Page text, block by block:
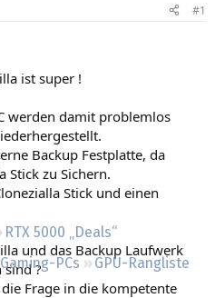
RTX 5000 „Deals“
PCs
GPU-Rangliste
#1
ist super !
werden damit problemlos
Backup Festplatte, da
Stick zu Sichern.
Stick und einen
und das Backup Laufwerk
sind ?
Frage in die kompetente